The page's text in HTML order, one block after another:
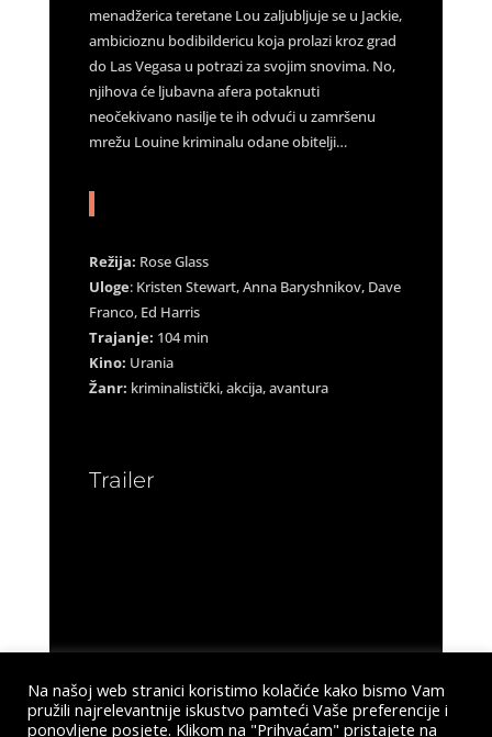
menadžerica teretane Lou zaljubljuje se u Jackie,
ambicioznu bodibildericu koja prolazi kroz grad
do Las Vegasa u potrazi za svojim snovima. No,
njihova će ljubavna afera potaknuti
neočekivano nasilje te ih odvući u zamršenu
mrežu Louine kriminalu odane obitelji…
Režija: Rose Glass
Uloge: Kristen Stewart, Anna Baryshnikov, Dave
Franco, Ed Harris
Trajanje: 104 min
Kino: Urania
Žanr: kriminalistički, akcija, avantura
Trailer
Na našoj web stranici koristimo kolačiće kako bismo Vam
pružili najrelevantnije iskustvo pamteći Vaše preferencije i
ponovljene posjete. Klikom na "Prihvaćam" pristajete na